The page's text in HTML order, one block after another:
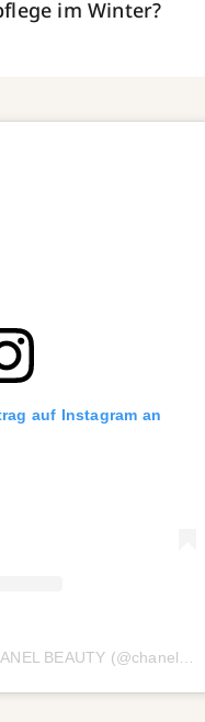
im Winter?
auf Instagram an